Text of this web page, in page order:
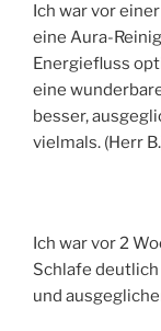
Ich war vor
eine Aura-
Energiefluss
eine
besser,
vielmals. (Herr
Ich war vor 2
Schlafe
und